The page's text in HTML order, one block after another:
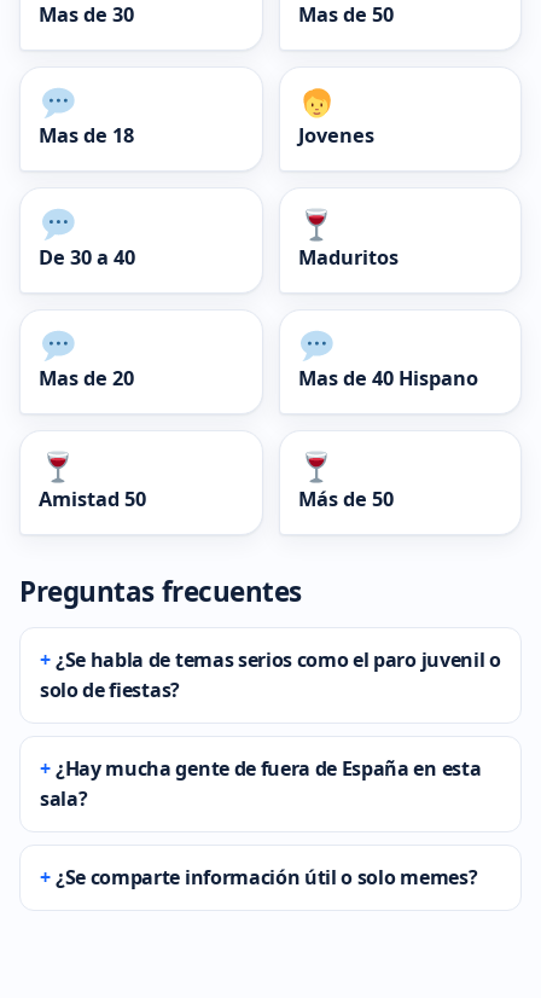
Mas de 30 Mas de 50
Mas de 18 Jovenes
De 30 a 40 Maduritos
Mas de 20 Mas de 40 Hispano
Amistad 50 Más de 50
Preguntas frecuentes
¿Se habla de temas serios como el paro juvenil o
solo de fiestas?
¿Hay mucha gente de fuera de España en esta
sala?
¿Se comparte información útil o solo memes?